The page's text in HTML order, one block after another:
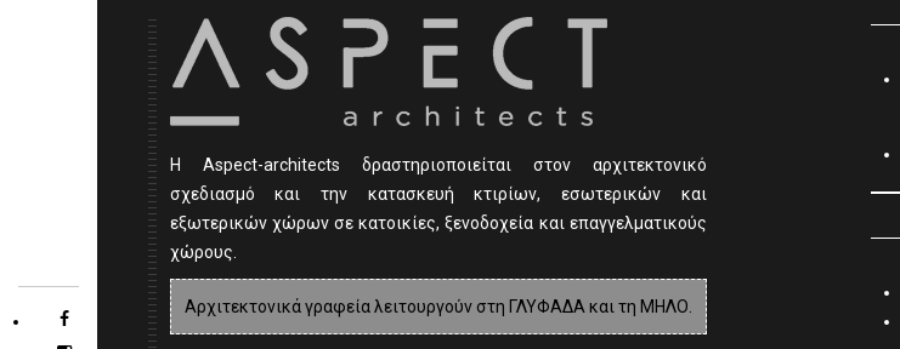
Η Αspect-architects δραστηριοποιείται στον αρχιτεκτονικό
σχεδιασμό και την κατασκευή κτιρίων, εσωτερικών και
εξωτερικών χώρων σε κατοικίες, ξενοδοχεία και επαγγελματικούς
χώρους.
Αρχιτεκτονικά γραφεία λειτουργούν στη ΓΛΥΦΑΔΑ και τη ΜΗΛΟ.